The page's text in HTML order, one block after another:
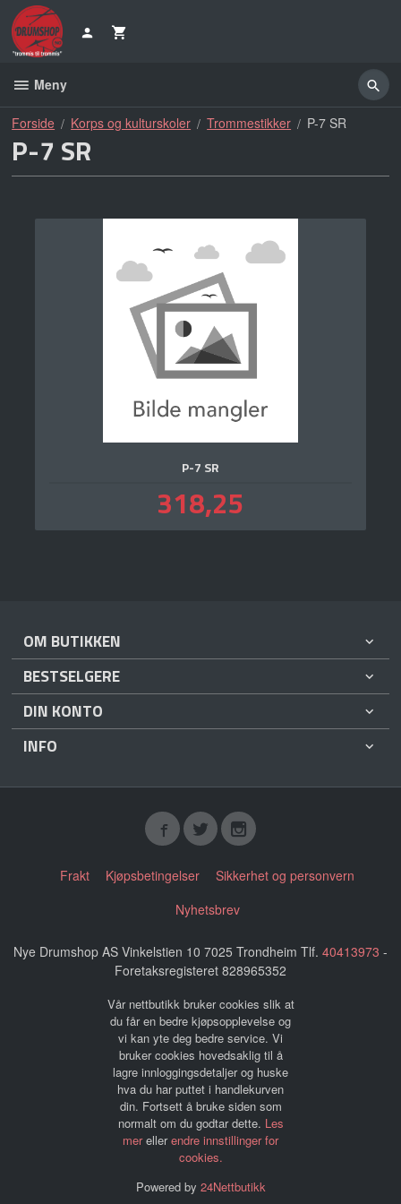
innholdet
Meny
Forside Korps og kulturskoler Trommestikker P-7 SR
P-7 SR
P-7 SR
Pris
318,25
OM BUTIKKEN
BESTSELGERE
DIN KONTO
INFO
Frakt Kjøpsbetingelser
Sikkerhet og personvern
Nyhetsbrev
Nye Drumshop AS Vinkelstien 10 7025 Trondheim Tlf. 40413973 -
Foretaksregisteret 828965352
Vår nettbutikk bruker cookies slik at
du får en bedre kjøpsopplevelse og
vi kan yte deg bedre service. Vi
bruker cookies hovedsaklig til å
lagre innloggingsdetaljer og huske
hva du har puttet i handlekurven
din. Fortsett å bruke siden som
normalt om du godtar dette. Les
merellerendre innstillinger for
cookies.
Powered by 24Nettbutikk